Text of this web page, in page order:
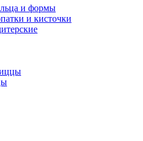
и формы
и кисточки